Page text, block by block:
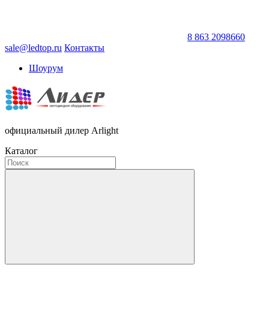
8 863 2098660
sale@ledtop.ru Контакты
Шоурум
официальный дилер Arlight
Каталог